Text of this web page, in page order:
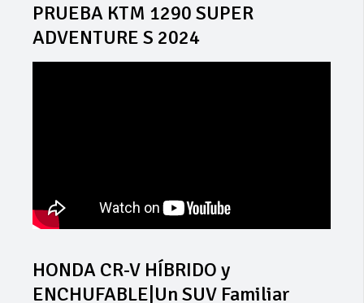
PRUEBA KTM 1290 SUPER
ADVENTURE S 2024
HONDA CR-V HÍBRIDO y
ENCHUFABLE|Un SUV Familiar